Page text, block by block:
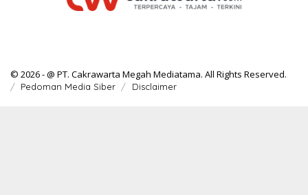
© 2026 - @ PT. Cakrawarta Megah Mediatama. All Rights Reserved.
Pedoman Media Siber Disclaimer